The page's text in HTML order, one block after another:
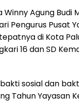
Winny Agung
Pengurus Pusat
di Kota
16 dan SD
sosial dan
Tahun Yayasan